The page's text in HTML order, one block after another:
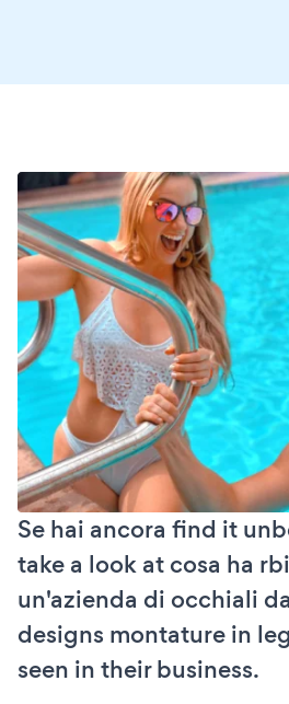
Se hai ancora find it
take a look at cosa ha
un'azienda di occhiali
designs montature in
seen in their business.